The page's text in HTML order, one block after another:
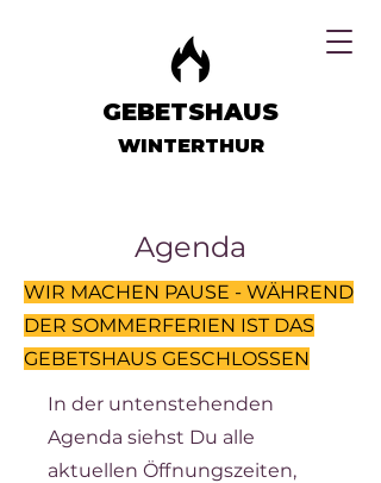
GEBETSHAUS
WINTERTHUR
Agenda
WIR MACHEN PAUSE - WÄHREND
DER SOMMERFERIEN IST DAS
GEBETSHAUS GESCHLOSSEN
In der untenstehenden
Agenda siehst Du alle
aktuellen Öffnungszeiten,